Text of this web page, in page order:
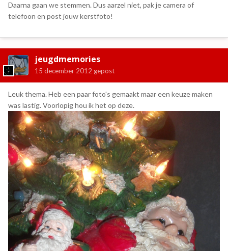
Daarna gaan we stemmen. Dus aarzel niet, pak je camera of
telefoon en post jouw kerstfoto!
jeugdmemories
15 december 2012 gepost
Leuk thema. Heb een paar foto's gemaakt maar een keuze maken
was lastig. Voorlopig hou ik het op deze.